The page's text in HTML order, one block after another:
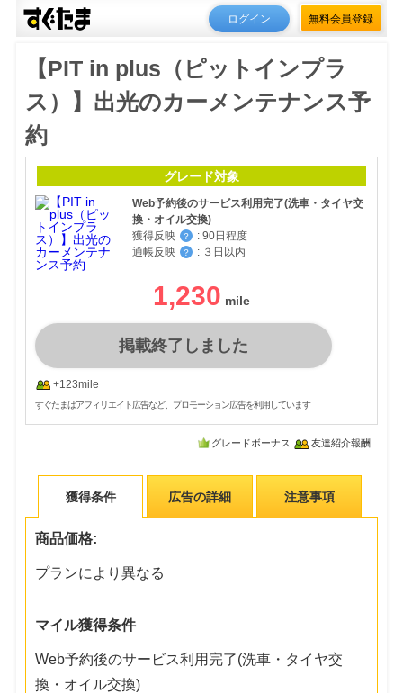
ログイン 無料会員登録
【PIT in plus（ピットインプラ
ス）】出光のカーメンテナンス予
約
グレード対象
Web予約後のサービス利用完了(洗車・タイヤ交
換・オイル交換)
獲得反映
？ : 90日程度
通帳反映
？ : ３日以内
1,230
掲載終了しました
+123mile
すぐたまはアフィリエイト広告など、プロモーション広告を利用しています
グレードボーナス 友達紹介報酬
獲得条件 広告の詳細 注意事項
商品価格:
プランにより異なる
マイル獲得条件
Web予約後のサービス利用完了(洗車・タイヤ交
換・オイル交換)